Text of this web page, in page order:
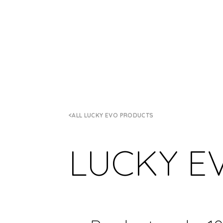
ALL LUCKY EVO PRODUCTS
LUCKY